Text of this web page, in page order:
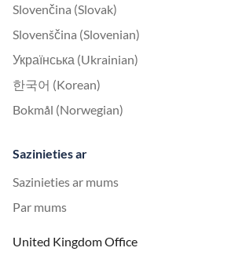
Slovenčina (Slovak)
Slovenščina (Slovenian)
Українська (Ukrainian)
한국어 (Korean)
Bokmål (Norwegian)
Sazinieties ar
Sazinieties ar mums
Par mums
United Kingdom Office